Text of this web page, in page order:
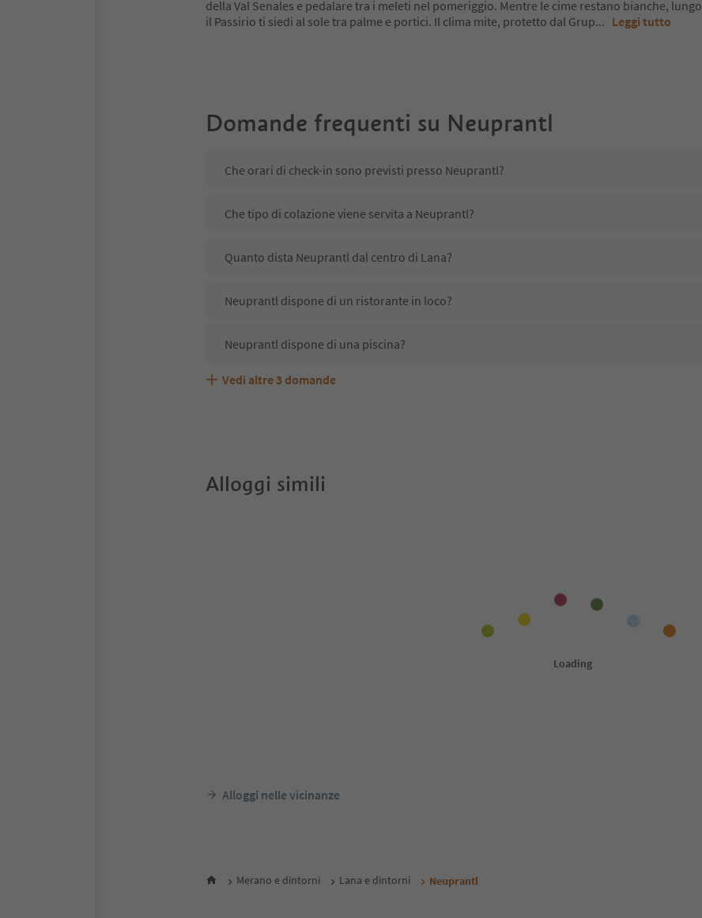
della Val Senales e pedalare tra i meleti nel pomeriggio. Mentre le cime restano bianche, lungo
il Passirio ti siedi al sole tra palme e portici. Il clima mite, protetto dal Grup... Leggi tutto
Domande frequenti su Neuprantl
Che orari di check-in sono previsti presso Neuprantl?
Che tipo di colazione viene servita a Neuprantl?
Quanto dista Neuprantl dal centro di Lana?
Neuprantl dispone di un ristorante in loco?
Neuprantl dispone di una piscina?
Neuprantl accetta animali domestici?
Quali servizi/attività sono disponibili presso Neuprantl?
Gli ospiti di Neuprantl ricevono l'Alto Adige Guest Pass?
Vedi altre 3 domande
Alloggi simili
Alloggi nelle vicinanze
Merano e dintorni Lana e dintorni Neuprantl